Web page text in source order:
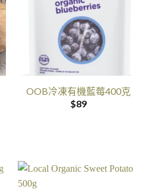
OOB冷凍有機藍莓400克
$89